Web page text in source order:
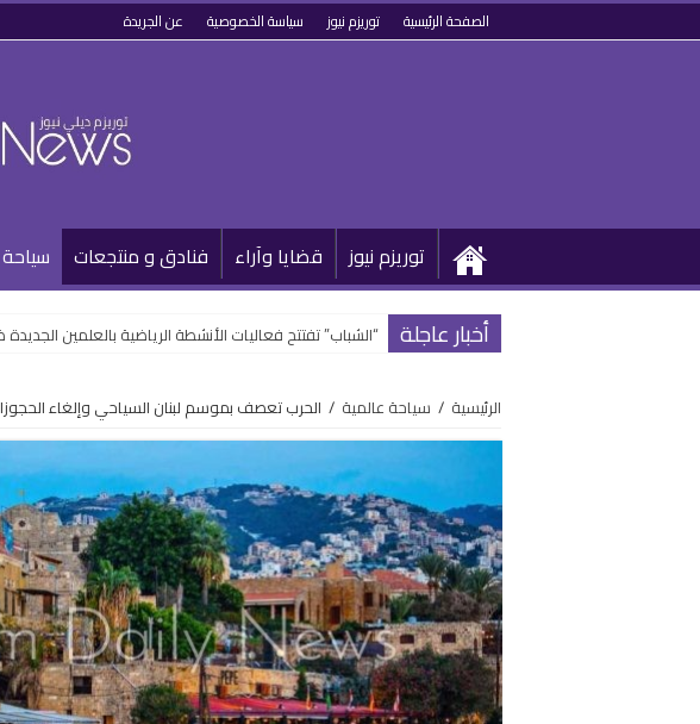
الصفحة الرئيسية توريزم نيوز سياسة الخصوصية عن الجريدة
توريزم نيوز قضايا وآراء فنادق و منتجعات
أخبار عاجلة “الشباب” تفتتح فعاليات الأنشطة الرياضية بالعلمين
الرئيسية / سياحة عالمية / الحرب تعصف بموسم لبنان السياحي وإلغاء